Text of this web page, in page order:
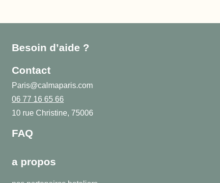
Besoin d’aide ?
Contact
Paris@calmaparis.com
06 77 16 65 66
10 rue Christine, 75006
FAQ
a propos